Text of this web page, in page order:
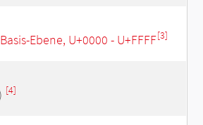
Ebene, U+0000 - U+FFFF[3]
[4]